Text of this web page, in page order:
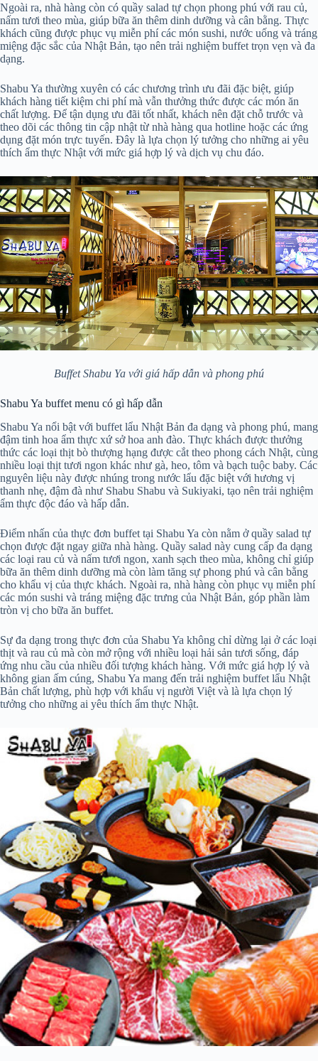
Ngoài ra, nhà hàng còn có quầy salad tự chọn phong phú với rau củ,
nấm tươi theo mùa, giúp bữa ăn thêm dinh dưỡng và cân bằng. Thực
khách cũng được phục vụ miễn phí các món sushi, nước uống và tráng
miệng đặc sắc của Nhật Bản, tạo nên trải nghiệm buffet trọn vẹn và đa
dạng.
Shabu Ya thường xuyên có các chương trình ưu đãi đặc biệt, giúp
khách hàng tiết kiệm chi phí mà vẫn thưởng thức được các món ăn
chất lượng. Để tận dụng ưu đãi tốt nhất, khách nên đặt chỗ trước và
theo dõi các thông tin cập nhật từ nhà hàng qua hotline hoặc các ứng
dụng đặt món trực tuyến. Đây là lựa chọn lý tưởng cho những ai yêu
thích ẩm thực Nhật với mức giá hợp lý và dịch vụ chu đáo.
Buffet Shabu Ya với giá hấp dẫn và phong phú
Shabu Ya buffet menu có gì hấp dẫn
Shabu Ya nổi bật với buffet lẩu Nhật Bản đa dạng và phong phú, mang
đậm tinh hoa ẩm thực xứ sở hoa anh đào. Thực khách được thưởng
thức các loại thịt bò thượng hạng được cắt theo phong cách Nhật, cùng
nhiều loại thịt tươi ngon khác như gà, heo, tôm và bạch tuộc baby. Các
nguyên liệu này được nhúng trong nước lẩu đặc biệt với hương vị
thanh nhẹ, đậm đà như Shabu Shabu và Sukiyaki, tạo nên trải nghiệm
ẩm thực độc đáo và hấp dẫn.
Điểm nhấn của thực đơn buffet tại Shabu Ya còn nằm ở quầy salad tự
chọn được đặt ngay giữa nhà hàng. Quầy salad này cung cấp đa dạng
các loại rau củ và nấm tươi ngon, xanh sạch theo mùa, không chỉ giúp
bữa ăn thêm dinh dưỡng mà còn làm tăng sự phong phú và cân bằng
cho khẩu vị của thực khách. Ngoài ra, nhà hàng còn phục vụ miễn phí
các món sushi và tráng miệng đặc trưng của Nhật Bản, góp phần làm
tròn vị cho bữa ăn buffet.
Sự đa dạng trong thực đơn của Shabu Ya không chỉ dừng lại ở các loại
thịt và rau củ mà còn mở rộng với nhiều loại hải sản tươi sống, đáp
ứng nhu cầu của nhiều đối tượng khách hàng. Với mức giá hợp lý và
không gian ấm cúng, Shabu Ya mang đến trải nghiệm buffet lẩu Nhật
Bản chất lượng, phù hợp với khẩu vị người Việt và là lựa chọn lý
tưởng cho những ai yêu thích ẩm thực Nhật.